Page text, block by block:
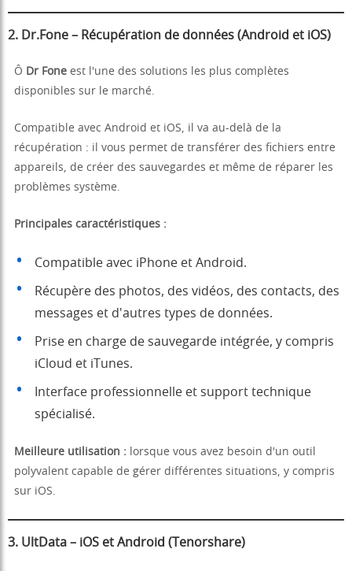
2. Dr.Fone – Récupération de données (Android et iOS)
Ô Dr Fone est l'une des solutions les plus complètes
disponibles sur le marché.
Compatible avec Android et iOS, il va au-delà de la
récupération : il vous permet de transférer des fichiers entre
appareils, de créer des sauvegardes et même de réparer les
problèmes système.
Principales caractéristiques :
Compatible avec iPhone et Android.
Récupère des photos, des vidéos, des contacts, des
messages et d'autres types de données.
Prise en charge de sauvegarde intégrée, y compris
iCloud et iTunes.
Interface professionnelle et support technique
spécialisé.
Meilleure utilisation : lorsque vous avez besoin d'un outil
polyvalent capable de gérer différentes situations, y compris
sur iOS.
3. UltData – iOS et Android (Tenorshare)